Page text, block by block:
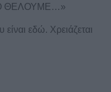
ΘΕΛΟΥΜΕ…»
εδώ. Χρειάζεται